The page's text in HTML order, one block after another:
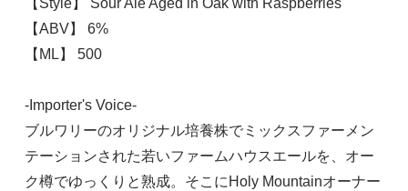
【Style】 Sour Ale Aged in Oak with Raspberries
【ABV】 6%
【ML】 500
-Importer's Voice-
ブルワリーのオリジナル培養株でミックスファーメン
テーションされた若いファームハウスエールを、オー
ク樽でゆっくりと熟成。そこにHoly Mountainオーナー